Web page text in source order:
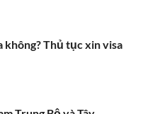
không? Thủ tục xin visa